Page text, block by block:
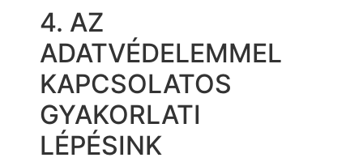
4. AZ
ADATVÉDELEMMEL
KAPCSOLATOS
GYAKORLATI
LÉPÉSINK